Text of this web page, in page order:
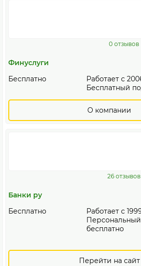
0 отзывов
Финуслуги
Бесплатно
Работает с
Бесплатный
О компании
26 отзывов
Банки ру
Бесплатно
Работает с
бесплатно
Перейти на сайт